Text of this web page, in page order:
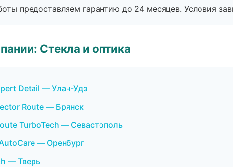
предоставляем гарантию до 24 месяцев. Условия
Стекла и оптика
Detail — Улан-Удэ
Route — Брянск
TurboTech — Севастополь
— Оренбург
— Тверь